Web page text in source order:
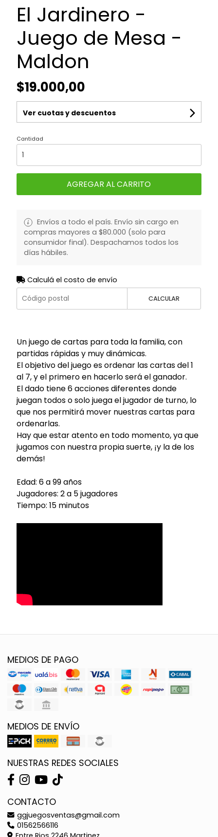
El Jardinero -
Juego de Mesa -
Maldon
$19.000,00
Ver cuotas y descuentos
Cantidad
AGREGAR AL CARRITO
Envíos a todo el país. Envío sin cargo en
compras mayores a $80.000 (solo para
consumidor final). Despachamos todos los
días hábiles.
Calculá el costo de envío
CALCULAR
Un juego de cartas para toda la familia, con
partidas rápidas y muy dinámicas.
El objetivo del juego es ordenar las cartas del 1
al 7, y el primero en hacerlo será el ganador.
El dado tiene 6 acciones diferentes donde
juegan todos o solo juega el jugador de turno, lo
que nos permitirá mover nuestras cartas para
ordenarlas.
Hay que estar atento en todo momento, ya que
jugamos con nuestra propia suerte, ¡y la de los
demás!
Edad: 6 a 99 años
Jugadores: 2 a 5 jugadores
Tiempo: 15 minutos
MEDIOS DE PAGO
MEDIOS DE ENVÍO
NUESTRAS REDES SOCIALES
CONTACTO
ggjuegosventas@gmail.com
01562566116